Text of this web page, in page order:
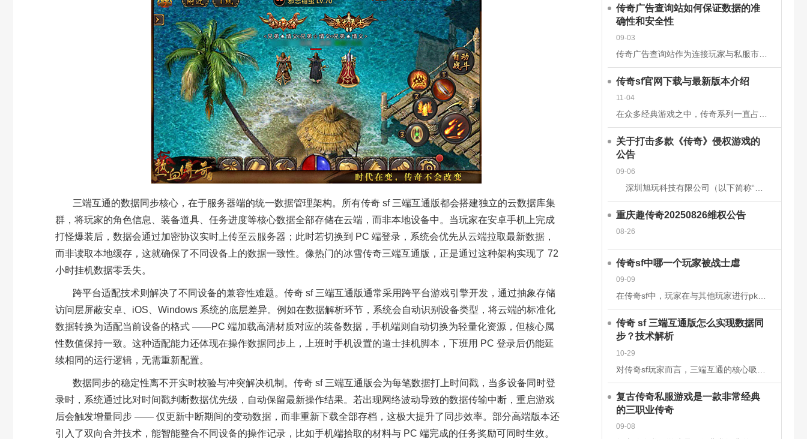
三端互通的数据同步核心，在于服务器端的统一数据管理架构。所有传奇 sf 三端互通版都会搭建独立的云数据库集
群，将玩家的角色信息、装备道具、任务进度等核心数据全部存储在云端，而非本地设备中。当玩家在安卓手机上完成
打怪爆装后，数据会通过加密协议实时上传至云服务器；此时若切换到 PC 端登录，系统会优先从云端拉取最新数据，
而非读取本地缓存，这就确保了不同设备上的数据一致性。像热门的冰雪传奇三端互通版，正是通过这种架构实现了 72
小时挂机数据零丢失。
跨平台适配技术则解决了不同设备的兼容性难题。传奇 sf 三端互通版通常采用跨平台游戏引擎开发，通过抽象存储
访问层屏蔽安卓、 iOS Windows 系统的底层差异。例如在数据解析环节，系统会自动识别设备类型，将云端的标准化
数据转换为适配当前设备的格式 ——PC 端加载高清材质对应的装备数据，手机端则自动切换为轻量化资源，但核心属
性数值保持一致。这种适配能力还体现在操作数据同步上，上班时手机设置的道士挂机脚本，下班用 PC 登录后仍能延
续相同的运行逻辑，无需重新配置。
数据同步的稳定性离不开实时校验与冲突解决机制 。传奇 sf 三端互通版会为每笔数据打上时间戳，当多设备同时登
录时，系统通过比对时间戳判断数据优先级，自动保留最新操作结果。若出现网络波动导致的数据传输中断，重启游戏
后会触发增量同步 —— 仅更新中断期间的变动数据，而非重新下载全部存档，这极大提升了同步效率。部分高端版本还
引入了双向合并技术，能智能整合不同设备的操作记录，比如手机端拾取的材料与 PC 端完成的任务奖励可同时生效。
传奇广告查询站如何保证数据的准
确性和安全性
09-03
传奇sf官网下载与最新版本介绍
11-04
在众多经典游戏之中，传奇系列一直占据着不可替代的地位。无论是当年在网吧里与朋友并肩作战的热血时刻，还是如今在手机或电脑上重温那段激情岁月，传奇sf都以其独特的魅力吸引着无数玩家。而随着技术的发展和玩家
关于打击多款《传奇》侵权游戏的
公告
09-06
重庆趣传奇20250826维权公告
08-26
传奇sf中哪一个玩家被战士虐
09-09
在传奇sf中，玩家在与其他玩家进行pk时，有时会被对方的技能击中，也有时会被对方战士击杀。虽然战士在游戏前期，在技能上没有法师给力，但是战士有绝对的优势，特别是战士的防御和血量，完全可以抵挡住对方的伤
传奇 sf 三端互通版怎么实现数据同
步？技术解析
10-29
复古传奇私服游戏是一款非常经典
的三职业传奇
09-08